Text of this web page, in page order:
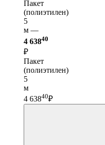
Пакет
(полиэтилен)
5
м —
4 63840
₽
Пакет
(полиэтилен)
5
м
4 63840₽